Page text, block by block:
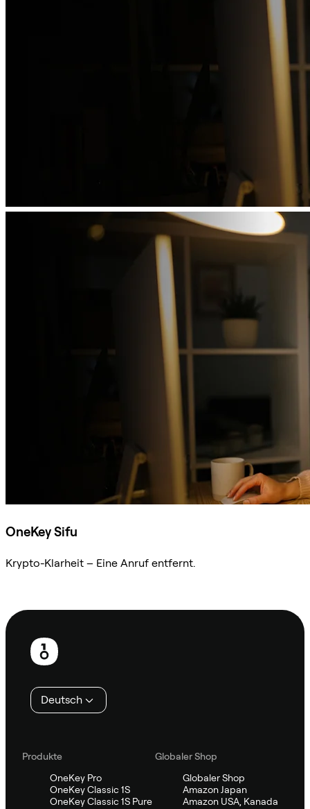
OneKey Sifu
Krypto-Klarheit – Eine Anruf entfernt.
Fußzeile
Deutsch
Produkte
OneKey Pro
OneKey Classic 1S
OneKey Classic 1S Pure
Globaler Shop
Globaler Shop
Amazon Japan
Amazon USA, Kanada